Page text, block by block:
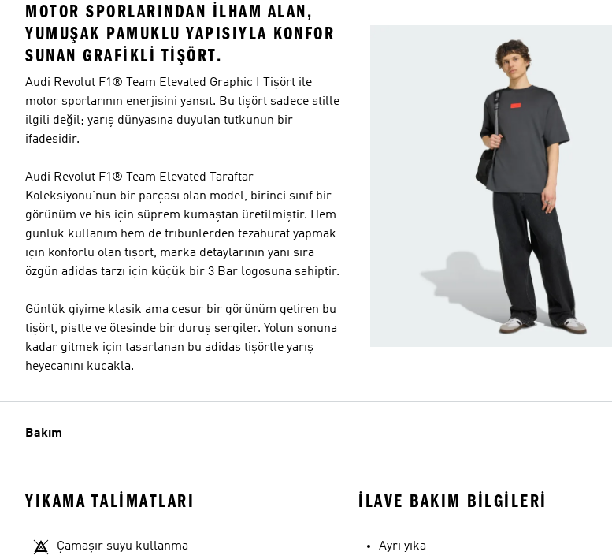
MOTOR SPORLARINDAN ILHAM ALAN,
YUMUŞAK PAMUKLU YAPISIYLA KONFOR
SUNAN GRAFIKLI TIŞÖRT.
Audi Revolut F1® Team Elevated Graphic I Tişört ile
motor sporlarının enerjisini yansıt. Bu tişört sadece stille
ilgili değil; yarış dünyasına duyulan tutkunun bir
ifadesidir.
Audi Revolut F1® Team Elevated Taraftar
Koleksiyonu'nun bir parçası olan model, birinci sınıf bir
görünüm ve his için süprem kumaştan üretilmiştir. Hem
günlük kullanım hem de tribünlerden tezahürat yapmak
için konforlu olan tişört, marka detaylarının yanı sıra
özgün adidas tarzı için küçük bir 3 Bar logosuna sahiptir.
Günlük giyime klasik ama cesur bir görünüm getiren bu
tişört, pistte ve ötesinde bir duruş sergiler. Yolun sonuna
kadar gitmek için tasarlanan bu adidas tişörtle yarış
heyecanını kucakla.
Bakım
YIKAMA TALIMATLARI
Çamaşır suyu kullanma
İLAVE BAKIM BILGILERI
Ayrı yıka